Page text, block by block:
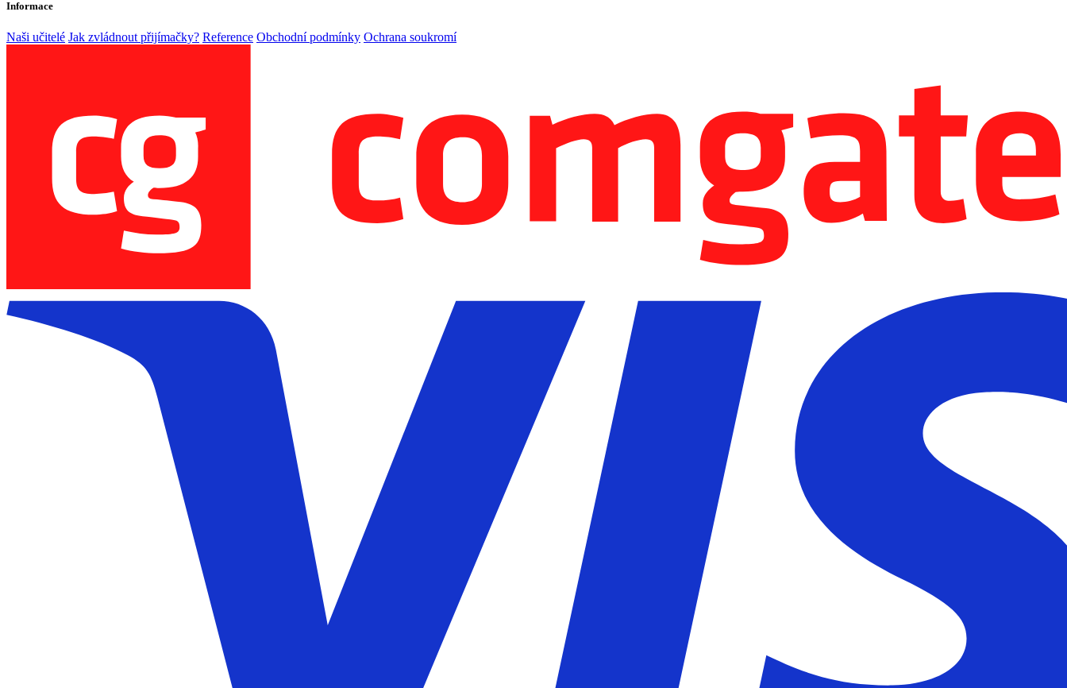
Informace
Naši učitelé Jak zvládnout přijímačky? Reference Obchodní podmínky Ochrana soukromí